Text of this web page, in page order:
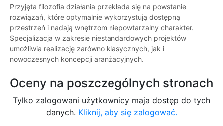
Przyjęta filozofia działania przekłada się na powstanie
rozwiązań, które optymalnie wykorzystują dostępną
przestrzeń i nadają wnętrzom niepowtarzalny charakter.
Specjalizacja w zakresie niestandardowych projektów
umożliwia realizację zarówno klasycznych, jak i
nowoczesnych koncepcji aranżacyjnych.
Oceny na poszczególnych stronach
Tylko zalogowani użytkownicy maja dostęp do tych
danych. Kliknij, aby się zalogować.